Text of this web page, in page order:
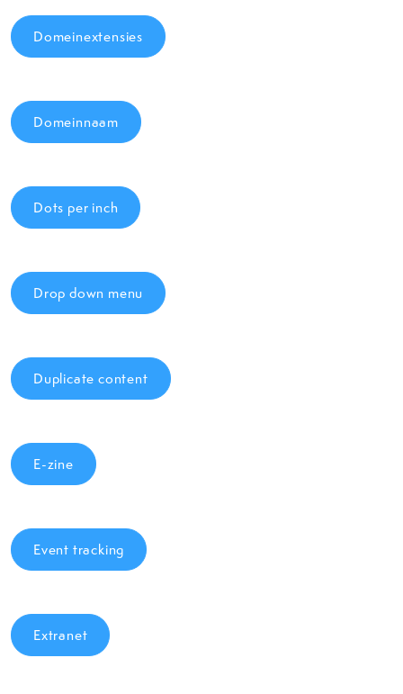
Domeinextensies
Domeinnaam
Dots per inch
Drop down menu
Duplicate content
E-zine
Event tracking
Extranet